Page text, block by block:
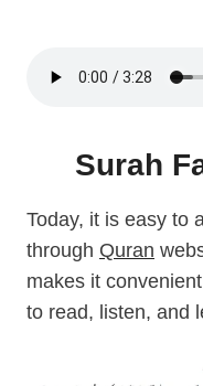
Surah
Today, it is easy to
through Quran
makes it
to read, listen, and